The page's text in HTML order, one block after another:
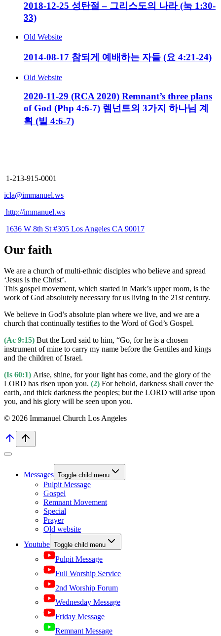
2018-12-25 성탄절 – 그리스도의 나라 (눅 1:30-
33)
Old Website
2014-08-17 참되게 예배하는 자들 (요 4:21-24)
Old Website
2020-11-29 (RCA 2020) Remnant’s three plans
of God (Php 4:6-7) 렘넌트의 3가지 하나님 계
획 (빌 4:6-7)
1-213-915-0001
icla@immanuel.ws
http://immanuel.ws
1636 W 8th St #305 Los Angeles CA 90017
Our faith
We are a church of multi-ethnic disciples who believe and spread
‘Jesus is the Christ’.
This gospel movement, which started in Mark’s upper room, is the
work of God absolutely necessary for us living in the 21st century.
We believe in God’s absolute plan where we live, and we are a
church that continually testifies to the Word of God’s Gospel.
(Ac 9:15) But the Lord said to him, “Go, for he is a chosen
instrument of mine to carry my name before the Gentiles and kings
and the children of Israel.
(Is 60:1) Arise, shine, for your light has come, and the glory of the
LORD has risen upon you. (2) For behold, darkness shall cover the
earth, and thick darkness the peoples; but the LORD will arise upon
you, and his glory will be seen upon you.
© 2026 Immanuel Church Los Angeles
Messages Toggle child menu
Pulpit Message
Gospel
Remnant Movement
Special
Prayer
Old website
Youtube Toggle child menu
Pulpit Message
Full Worship Service
2nd Worship Forum
Wednesday Message
Friday Message
Remnant Message